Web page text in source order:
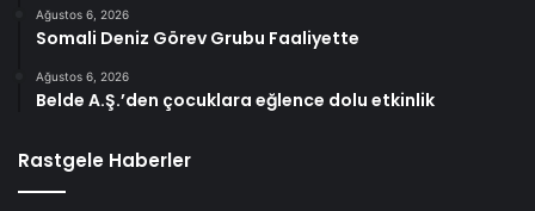
Ağustos 6, 2026
Somali Deniz Görev Grubu Faaliyette
Ağustos 6, 2026
Belde A.Ş.’den çocuklara eğlence dolu etkinlik
Rastgele Haberler